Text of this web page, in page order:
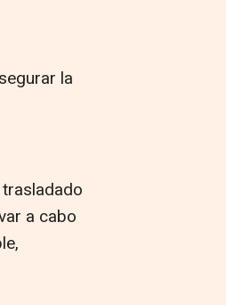
la
a cabo